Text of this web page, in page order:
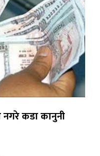
कडा कानुनी